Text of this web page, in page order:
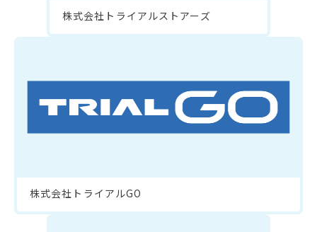
株式会社トライアルストアーズ
株式会社トライアルGO